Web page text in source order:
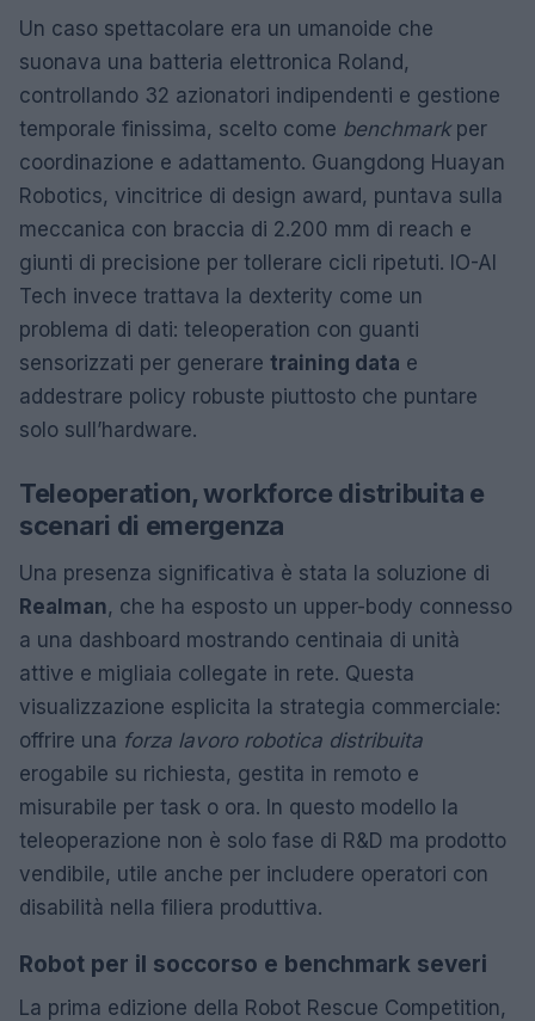
Un caso spettacolare era un umanoide che
suonava una batteria elettronica Roland,
controllando 32 azionatori indipendenti e gestione
temporale finissima, scelto come benchmarkper
coordinazione e adattamento. Guangdong Huayan
Robotics, vincitrice di design award, puntava sulla
meccanica con braccia di 2.200 mm di reach e
giunti di precisione per tollerare cicli ripetuti. IO-AI
Tech invece trattava la dexterity come un
problema di dati: teleoperation con guanti
sensorizzati per generare training data e
addestrare policy robuste piuttosto che puntare
solo sull’hardware.
Teleoperation, workforce distribuita e
scenari di emergenza
Una presenza significativa è stata la soluzione di
Realman, che ha esposto un upper-body connesso
a una dashboard mostrando centinaia di unità
attive e migliaia collegate in rete. Questa
visualizzazione esplicita la strategia commerciale:
offrire una forza lavoro robotica distribuita
erogabile su richiesta, gestita in remoto e
misurabile per task o ora. In questo modello la
teleoperazione non è solo fase di R&D ma prodotto
vendibile, utile anche per includere operatori con
disabilità nella filiera produttiva.
Robot per il soccorso e benchmark severi
La prima edizione della Robot Rescue Competition,